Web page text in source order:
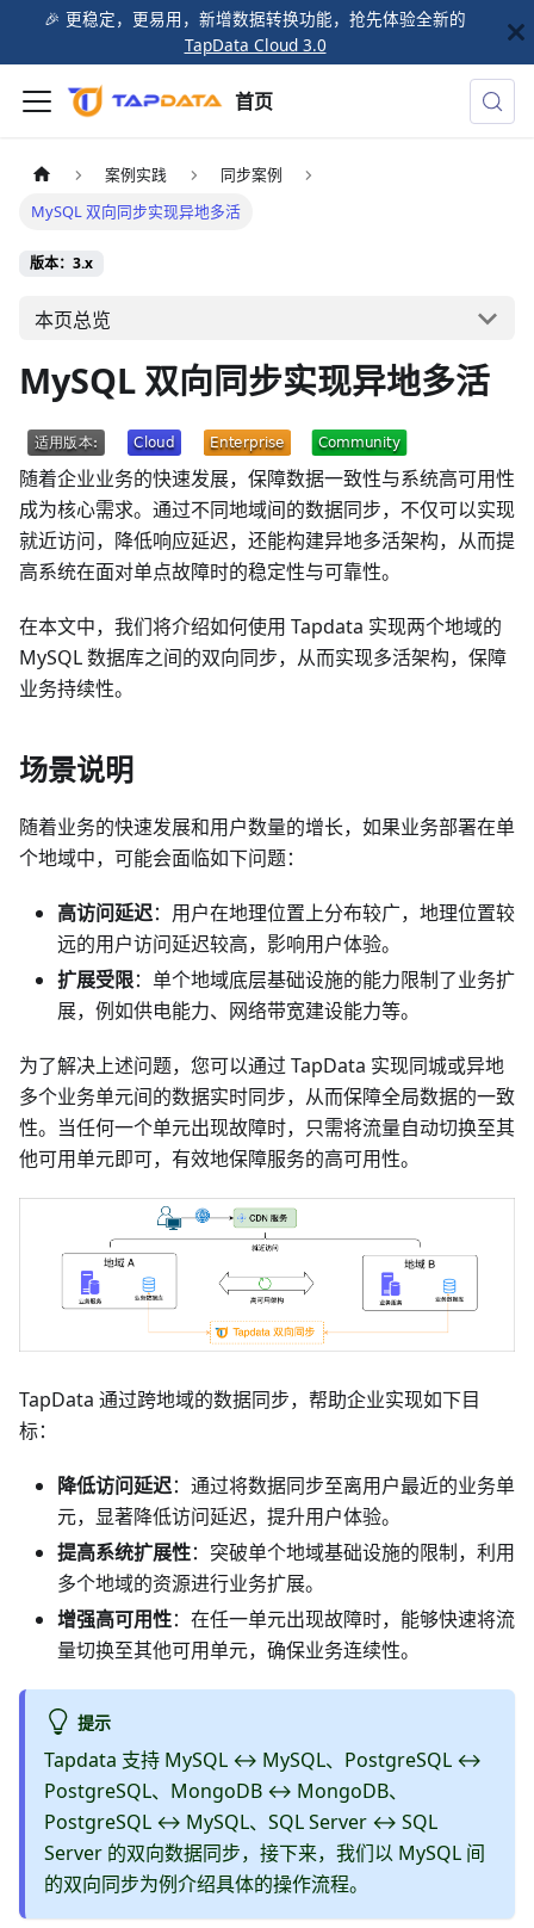
🎉️ 更稳定，更易用，新增数据转换功能，抢先体验全新的
TapData Cloud 3.0
首页
案例实践
同步案例
MySQL 双向同步实现异地多活
版本：3.x
本页总览
MySQL 双向同步实现异地多活
随着企业业务的快速发展，保障数据一致性与系统高可用性
成为核心需求。通过不同地域间的数据同步，不仅可以实现
就近访问，降低响应延迟，还能构建异地多活架构，从而提
高系统在面对单点故障时的稳定性与可靠性。
在本文中，我们将介绍如何使用 Tapdata 实现两个地域的
MySQL 数据库之间的双向同步，从而实现多活架构，保障
业务持续性。
场景说明
随着业务的快速发展和用户数量的增长，如果业务部署在单
个地域中，可能会面临如下问题：
高访问延迟：用户在地理位置上分布较广，地理位置较
远的用户访问延迟较高，影响用户体验。
扩展受限：单个地域底层基础设施的能力限制了业务扩
展，例如供电能力、网络带宽建设能力等。
为了解决上述问题，您可以通过 TapData 实现同城或异地
多个业务单元间的数据实时同步，从而保障全局数据的一致
性。当任何一个单元出现故障时，只需将流量自动切换至其
他可用单元即可，有效地保障服务的高可用性。
TapData 通过跨地域的数据同步，帮助企业实现如下目
标：
降低访问延迟：通过将数据同步至离用户最近的业务单
元，显著降低访问延迟，提升用户体验。
提高系统扩展性：突破单个地域基础设施的限制，利用
多个地域的资源进行业务扩展。
增强高可用性：在任一单元出现故障时，能够快速将流
量切换至其他可用单元，确保业务连续性。
提示
Tapdata 支持 MySQL ↔ MySQL、PostgreSQL ↔
PostgreSQL、MongoDB ↔ MongoDB、
PostgreSQL ↔ MySQL、SQL Server ↔ SQL
Server 的双向数据同步，接下来，我们以 MySQL 间
的双向同步为例介绍具体的操作流程。